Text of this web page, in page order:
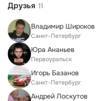
Друзья 11
Владимир Широков
Санкт-Петербург
Юра Ананьев
Первоуральск
Игорь Базанов
Санкт-Петербург
Андрей Лоскутов